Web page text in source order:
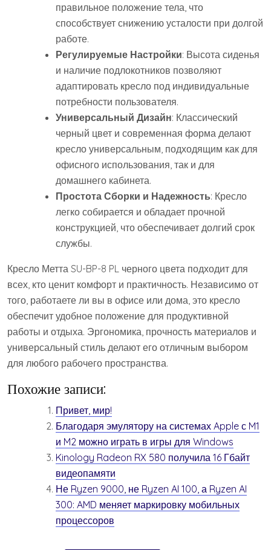
правильное положение тела, что
способствует снижению усталости при долгой
работе.
Регулируемые Настройки: Высота сиденья
и наличие подлокотников позволяют
адаптировать кресло под индивидуальные
потребности пользователя.
Универсальный Дизайн: Классический
черный цвет и современная форма делают
кресло универсальным, подходящим как для
офисного использования, так и для
домашнего кабинета.
Простота Сборки и Надежность: Кресло
легко собирается и обладает прочной
конструкцией, что обеспечивает долгий срок
службы.
Кресло Метта SU-BP-8 PL черного цвета подходит для
всех, кто ценит комфорт и практичность. Независимо от
того, работаете ли вы в офисе или дома, это кресло
обеспечит удобное положение для продуктивной
работы и отдыха. Эргономика, прочность материалов и
универсальный стиль делают его отличным выбором
для любого рабочего пространства.
Похожие записи:
Привет, мир!
Благодаря эмулятору на системах Apple с M1
и M2 можно играть в игры для Windows
Kinology Radeon RX 580 получила 16 Гбайт
видеопамяти
Не Ryzen 9000, не Ryzen AI 100, а Ryzen AI
300: AMD меняет маркировку мобильных
процессоров